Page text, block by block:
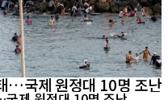
…국제 원정대 10명 조난